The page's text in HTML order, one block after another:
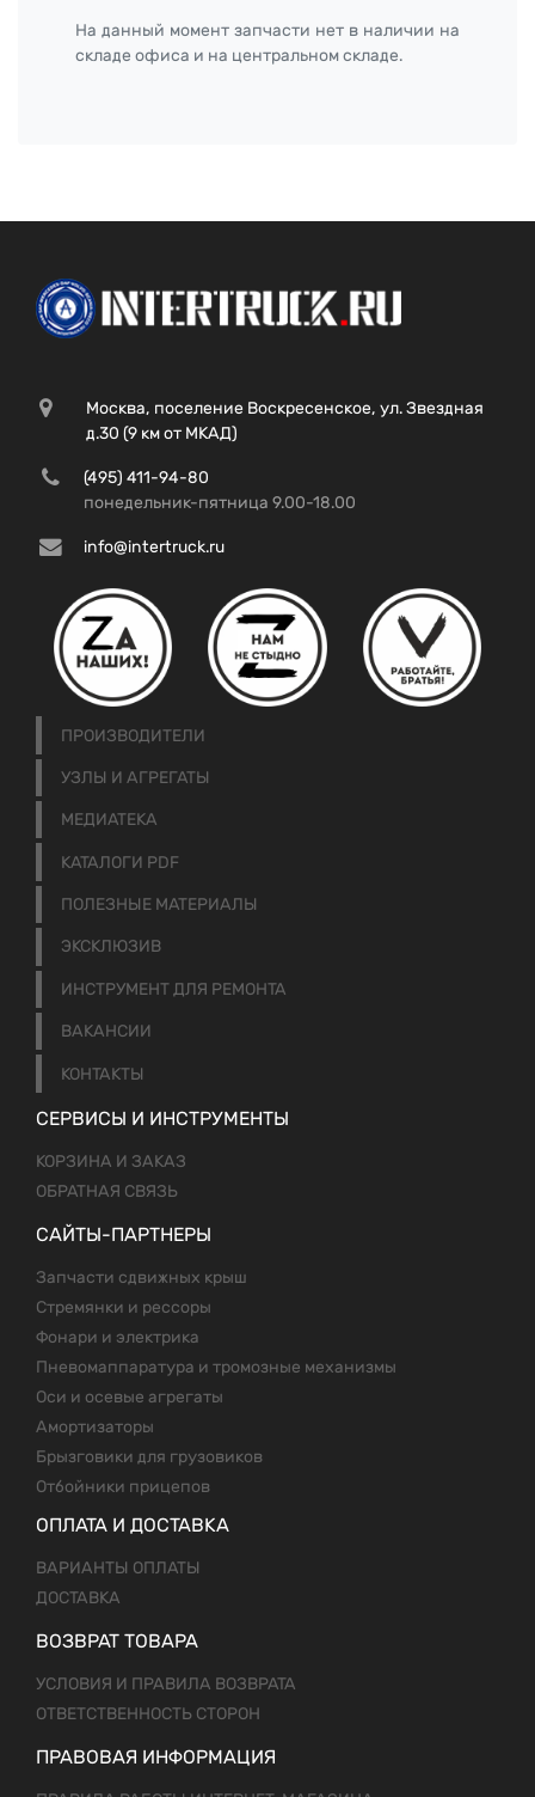
На данный момент запчасти нет в наличии на
складе офиса и на центральном складе.
Москва, поселение Воскресенское, ул. Звездная
д.30 (9 км от МКАД)
(495) 411-94-80
понедельник-пятница 9.00-18.00
info@intertruck.ru
ПРОИЗВОДИТЕЛИ
УЗЛЫ И АГРЕГАТЫ
МЕДИАТЕКА
КАТАЛОГИ PDF
ПОЛЕЗНЫЕ МАТЕРИАЛЫ
ЭКСКЛЮЗИВ
ИНСТРУМЕНТ ДЛЯ РЕМОНТА
ВАКАНСИИ
КОНТАКТЫ
СЕРВИСЫ И ИНСТРУМЕНТЫ
КОРЗИНА И ЗАКАЗ
ОБРАТНАЯ СВЯЗЬ
САЙТЫ-ПАРТНЕРЫ
Запчасти сдвижных крыш
Стремянки и рессоры
Фонари и электрика
Пневомаппаратура и тромозные механизмы
Оси и осевые агрегаты
Амортизаторы
Брызговики для грузовиков
Отбойники прицепов
ОПЛАТА И ДОСТАВКА
ВАРИАНТЫ ОПЛАТЫ
ДОСТАВКА
ВОЗВРАТ ТОВАРА
УСЛОВИЯ И ПРАВИЛА ВОЗВРАТА
ОТВЕТСТВЕННОСТЬ СТОРОН
ПРАВОВАЯ ИНФОРМАЦИЯ